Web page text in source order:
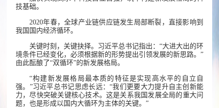
技基础。
2020年春，全球产业链供应链发生局部断裂，直接影响到
我国国内经济循环。
关键时刻，关键抉择。习近平总书记指出：“大进大出的环
境条件已经变化，必须根据新的形势提出引领发展的新思路。”
由此酝酿了“双循环”的新发展格局。
“构建新发展格局最本质的特征是实现高水平的自立自
强。”习近平总书记思虑长远：“我们更要大力提升自主创新能
力，尽快突破关键核心技术。这是关系我国发展全局的重大问
题，也是形成以国内大循环为主体的关键。”